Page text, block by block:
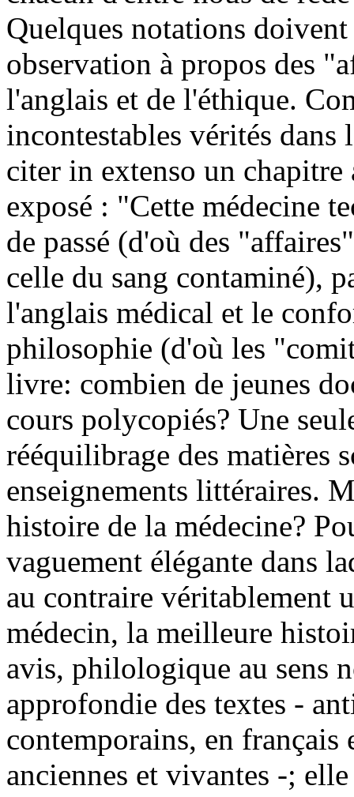
Quelques notations
observation à propos des
l'anglais et de l'éthique.
incontestables vérités dans
citer in extenso un chapitre
exposé : "Cette médecine
de passé (d'où des
celle du sang contaminé),
l'anglais médical et le
philosophie (d'où les
livre: combien de jeunes
cours polycopiés? Une
rééquilibrage des matières
enseignements littéraires.
histoire de la médecine?
vaguement élégante dans
au contraire véritablement
médecin, la meilleure
avis, philologique au sens
approfondie des textes -
contemporains, en français
anciennes et vivantes -;